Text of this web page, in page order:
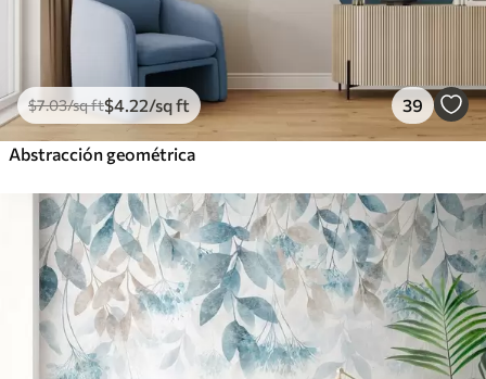
$7.03/sq ft$4 .22/sq ft 39
Abstracción geométrica